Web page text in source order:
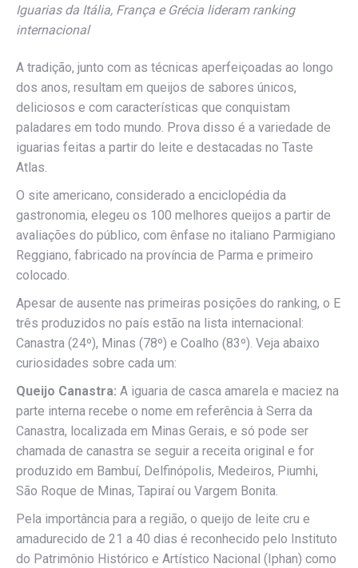
Iguarias da Itália, França e Grécia lideram ranking
internacional
A tradição, junto com as técnicas aperfeiçoadas ao longo
dos anos, resultam em queijos de sabores únicos,
deliciosos e com características que conquistam
paladares em todo mundo. Prova disso é a variedade de
iguarias feitas a partir do leite e destacadas no Taste
Atlas.
O site americano, considerado a enciclopédia da
gastronomia, elegeu os 100 melhores queijos a partir de
avaliações do público, com ênfase no italiano Parmigiano
Reggiano, fabricado na província de Parma e primeiro
colocado.
Apesar de ausente nas primeiras posições do ranking, o E
três produzidos no país estão na lista internacional:
Canastra (24º), Minas (78º) e Coalho (83º). Veja abaixo
curiosidades sobre cada um:
Queijo Canastra: A iguaria de casca amarela e maciez na
parte interna recebe o nome em referência à Serra da
Canastra, localizada em Minas Gerais, e só pode ser
chamada de canastra se seguir a receita original e for
produzido em Bambuí, Delfinópolis, Medeiros, Piumhi,
São Roque de Minas, Tapiraí ou Vargem Bonita.
Pela importância para a região, o queijo de leite cru e
amadurecido de 21 a 40 dias é reconhecido pelo Instituto
do Patrimônio Histórico e Artístico Nacional (Iphan) como